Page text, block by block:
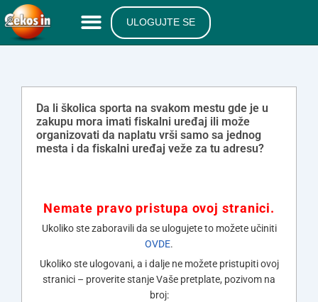
ULOGUJTE SE
Da li školica sporta na svakom mestu gde je u
zakupu mora imati fiskalni uređaj ili može
organizovati da naplatu vrši samo sa jednog
mesta i da fiskalni uređaj veže za tu adresu?
Nemate pravo pristupa ovoj stranici.
Ukoliko ste zaboravili da se ulogujete to možete učiniti
OVDE.
Ukoliko ste ulogovani, a i dalje ne možete pristupiti ovoj
stranici – proverite stanje Vaše pretplate, pozivom na
broj: